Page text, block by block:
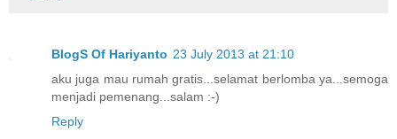
BlogS Of Hariyanto 23 July 2013 at 21:10
aku juga mau rumah gratis...selamat berlomba ya...semoga
menjadi pemenang...salam :-)
Reply